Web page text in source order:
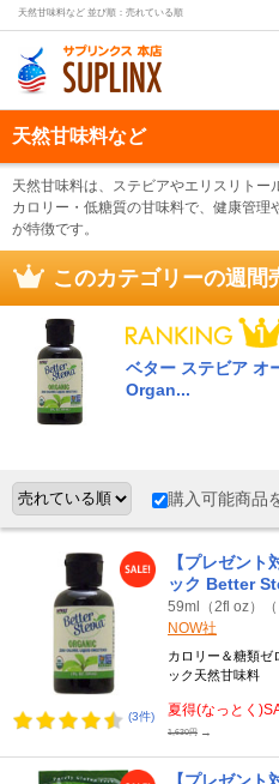
天然甘味料など 並び順：売れている順
天然甘味料など
天然甘味料は、ステビアやエリスリト
カロリー・低糖質の甘味料で、健康管
が特徴です。
このカテゴリーの週間
ベター ステビア
Organ...
購入可能商品
(3件)
【プレゼン
ック Better
59ml（2fl oz）（
NOW社
カロリー＆糖類ゼ
ック天然甘味料
夏得(なっとく
1,630円 →